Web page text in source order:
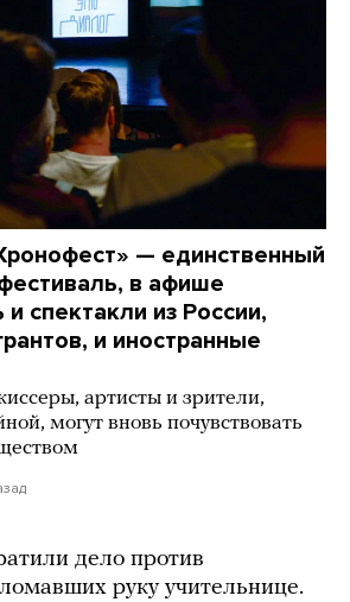
— единственный
в афише
и спектакли из России,
и иностранные
артисты и зрители,
могут вновь почувствовать
дело против
руку учительнице.